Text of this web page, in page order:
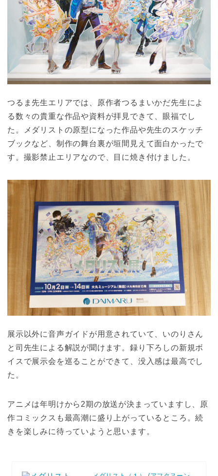
つるま先生エリアでは、原作者つるまいかだ先生によ
る数々の貴重な作品や資料が拝見できて、眼福でし
た。メダリストの原型になった作品や先生のスケッチ
ブックなど、制作の舞台裏が垣間見えて面白かったで
す。撮影禁止エリアなので、目に焼き付けました。
展示以外に音声ガイドが用意されていて、いのりさん
と司先生による解説が聞けます。録り下ろしの新規ボ
イスで展示会を巡ることができて、没入感は最高でし
た。
アニメは年明けから2期の放送が決まっていますし、原
作コミックスも最高潮に盛り上がっているところ。続
きを楽しみに待っていようと思います。